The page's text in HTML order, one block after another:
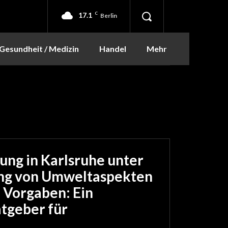
17.1 C Berlin
/ Medizin Handel Mehr
in Karlsruhe unter
von Umweltaspekten
Ein
für